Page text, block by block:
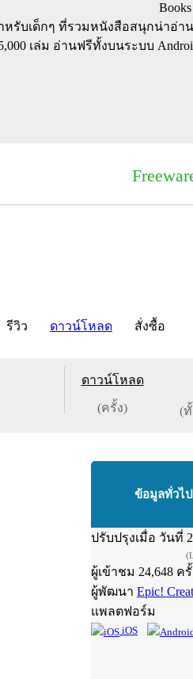
หรับเด็กๆ ที่รวมหนังสือสนุกน่าอ่า
เล่ม อ่านฟรีทั้งบนระบบ
รีวิว ดาวน์โหลด สั่งซื้อ
ดาวน์โหลด
(ครั้ง) (
ข้อมูลทั่วไ
ปรับปรุงเมื่อ วันที่
ผู้เข้าชม 24,648 ค
ผู้พัฒนา Epic!
แพลตฟอร์ม
iOS